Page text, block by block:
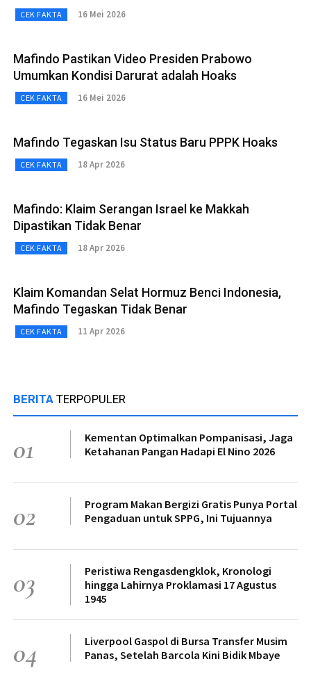
CEK FAKTA 16 Mei 2026
Mafindo Pastikan Video Presiden Prabowo
Umumkan Kondisi Darurat adalah Hoaks
CEK FAKTA 16 Mei 2026
Mafindo Tegaskan Isu Status Baru PPPK Hoaks
CEK FAKTA 18 Apr 2026
Mafindo: Klaim Serangan Israel ke Makkah
Dipastikan Tidak Benar
CEK FAKTA 18 Apr 2026
Klaim Komandan Selat Hormuz Benci Indonesia,
Mafindo Tegaskan Tidak Benar
CEK FAKTA 11 Apr 2026
BERITA TERPOPULER
01
Kementan Optimalkan Pompanisasi, Jaga
Ketahanan Pangan Hadapi El Nino 2026
02
Program Makan Bergizi Gratis Punya Portal
Pengaduan untuk SPPG, Ini Tujuannya
03
Peristiwa Rengasdengklok, Kronologi
hingga Lahirnya Proklamasi 17 Agustus
1945
04
Liverpool Gaspol di Bursa Transfer Musim
Panas, Setelah Barcola Kini Bidik Mbaye